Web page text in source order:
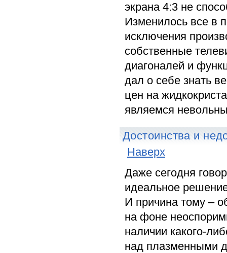
экрана 4:3 не
Изменилось все в
исключения
собственные
диагоналей и
дал о себе знать
цен на
являемся
Достоинства и
Наверх
Даже сегодня
идеальное
И причина тому –
на фоне
наличии какого-
над плазменными